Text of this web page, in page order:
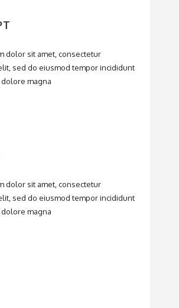
dolor sit amet, consectetur
sed do eiusmod tempor incididunt
magna
dolor sit amet, consectetur
sed do eiusmod tempor incididunt
magna